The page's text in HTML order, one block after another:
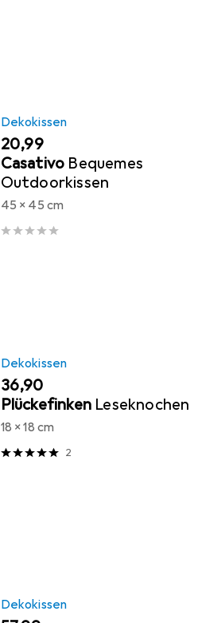
Dekokissen
EUR
20,99
Casativo Bequemes
Outdoorkissen
45 x 45 cm
Dekokissen
EUR
36,90
Plückefinken Leseknochen
18 x 18 cm
2
Dekokissen